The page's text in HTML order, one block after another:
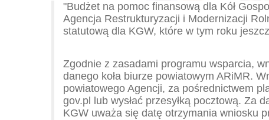
"Budżet na pomoc finansową dla Kół
Agencja Restrukturyzacji i Modernizacji
statutową dla KGW, które w tym roku
Zgodnie z zasadami programu wsparcia,
danego koła biurze powiatowym ARiMR.
powiatowego Agencji, za pośrednictwem
gov.pl lub wysłać przesyłką pocztową. Za
KGW uważa się datę otrzymania wniosku